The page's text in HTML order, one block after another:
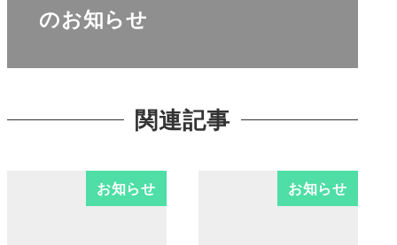
のお知らせ
関連記事
お知らせ お知らせ